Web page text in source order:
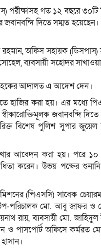
পরীক্ষাসহ গত ১২ বছরে
দিতে সম্মত
অফিস সহায়ক (ডিসপাস)
ব্যবসায়ী সহোদর
হকের আদালত এ আদেশ দেন।
করা হয়। এর মধ্যে
জবানবন্দি
বিশেষ পুলিশ সুপার জুয়েল
আবেদন করা হয়। পরে
করেন। উভয় পক্ষের
(পিএসসি) সাবেক
পরিচালক মো. আবু জাফর ও
রায়, ব্যবসায়ী মো.
ও পাসপোর্ট অফিসে কর্মরত